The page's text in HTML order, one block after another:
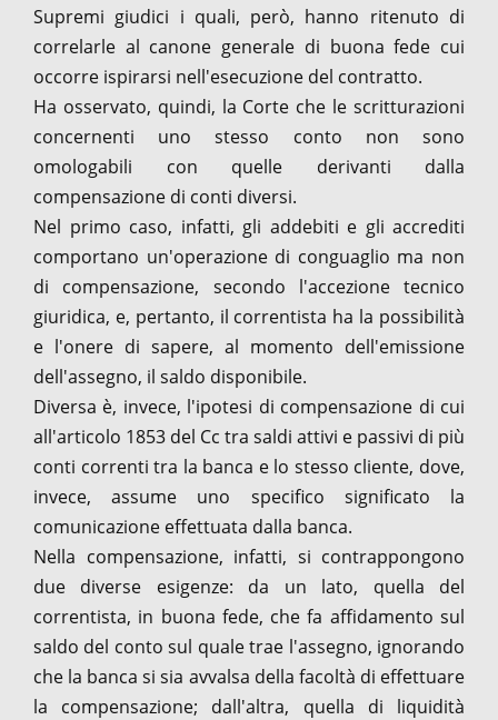
Supremi giudici i quali, però, hanno ritenuto di
correlarle al canone generale di buona fede cui
occorre ispirarsi nell'esecuzione del contratto.
Ha osservato, quindi, la Corte che le scritturazioni
concernenti uno stesso conto non sono
omologabili con quelle derivanti dalla
compensazione di conti diversi.
Nel primo caso, infatti, gli addebiti e gli accrediti
comportano un'operazione di conguaglio ma non
di compensazione, secondo l'accezione tecnico
giuridica, e, pertanto, il correntista ha la possibilità
e l'onere di sapere, al momento dell'emissione
dell'assegno, il saldo disponibile.
Diversa è, invece, l'ipotesi di compensazione di cui
all'articolo 1853 del Cc tra saldi attivi e passivi di più
conti correnti tra la banca e lo stesso cliente, dove,
invece, assume uno specifico significato la
comunicazione effettuata dalla banca.
Nella compensazione, infatti, si contrappongono
due diverse esigenze: da un lato, quella del
correntista, in buona fede, che fa affidamento sul
saldo del conto sul quale trae l'assegno, ignorando
che la banca si sia avvalsa della facoltà di effettuare
la compensazione; dall'altra, quella di liquidità